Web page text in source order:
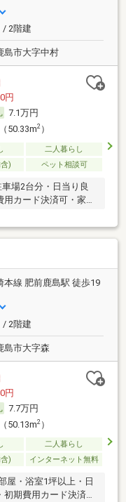
/ 2階建
島市大字中村
円
7.1万円
50.33m2）
二人暮らし
) ペット相談可
場2台分・日当り良
カード決済可・家賃
本線 肥前鹿島駅 徒歩19
/ 2階建
島市大字森
円
7.7万円
50.13m2）
二人暮らし
) インターネット無料
屋・浴室1坪以上・日
初期費用カード決済